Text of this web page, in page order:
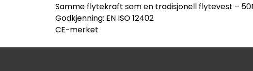
Samme flytekraft som en tradisjonell flytevest –
Godkjenning: EN ISO 12402
CE-merket